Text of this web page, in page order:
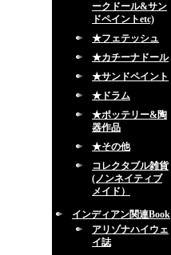
ークドール&サン
ドペイントetc)
★フェテッシュ
★カチーナドール
★サンドペイント
★ドラム
★ポッテリー&陶
器作品
★その他
コレクタブル雑貨
(ノンネイティブ
メイド）
インディアン関連Book
アリゾナハイウェ
イ誌